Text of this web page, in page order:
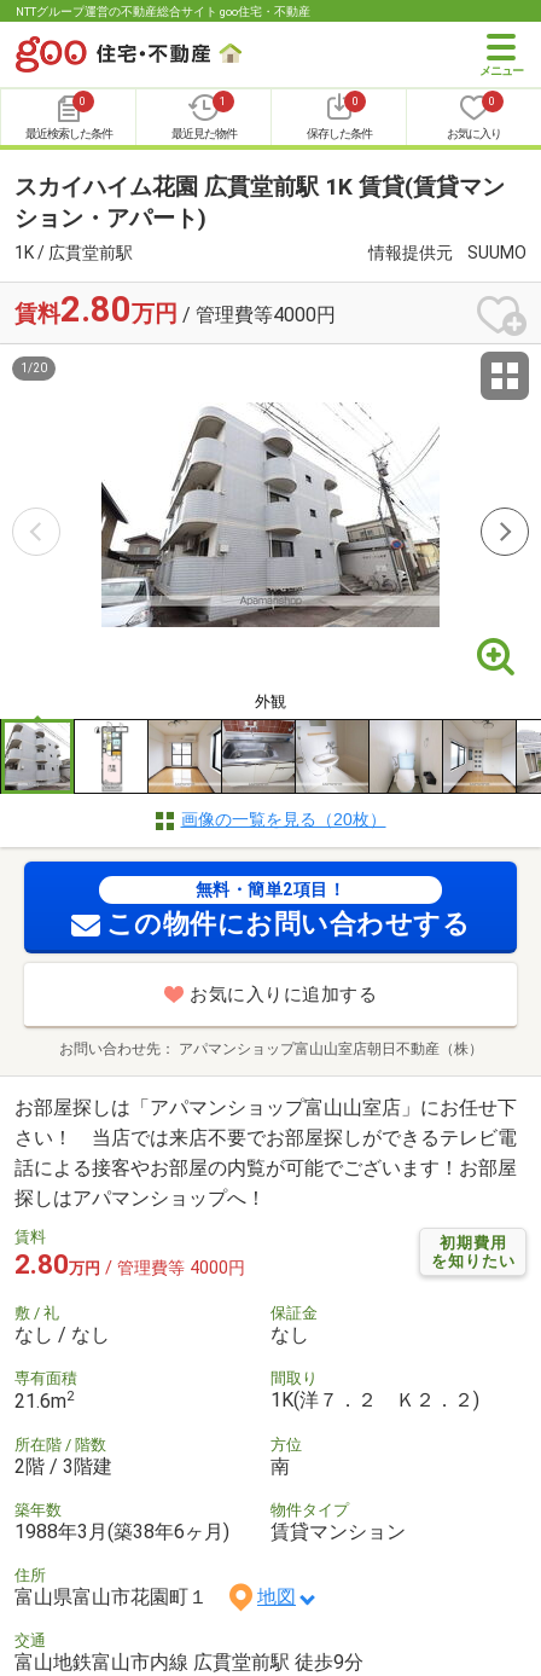
NTTグループ運営の不動産総合サイト goo住宅・不動産
0
最近検索した条件
1
最近見た物件
0
保存した条件
0
お気に入り
スカイハイム花園 広貫堂前駅 1K 賃貸(賃貸マン
ション・アパート)
1K / 広貫堂前駅 情報提供元 SUUMO
賃料2.80万円 / 管理費等4000円
外観
1 /20
画像の一覧を見る（20枚）
無料・簡単2項目！
この物件にお問い合わせする
お気に入りに追加する
お問い合わせ先 アパマンショップ富山山室店朝日不動産（株）
お部屋探しは「アパマンショップ富山山室店」にお任せ下
さい！ 当店では来店不要でお部屋探しができるテレビ電
話による接客やお部屋の内覧が可能でございます！お部屋
探しはアパマンショップへ！
初期費用
を知りたい
賃料
2.80万円 / 管理費等 4000円
敷 / 礼
なし / なし
保証金
なし
専有面積
21.6m2
間取り
1K(洋７．２ Ｋ２．２)
所在階 / 階数
2階 / 3階建
方位
南
築年数
1988年3月(築38年6ヶ月)
物件タイプ
賃貸マンション
住所
富山県富山市花園町１ 地図
交通
富山地鉄富山市内線 広貫堂前駅 徒歩9分